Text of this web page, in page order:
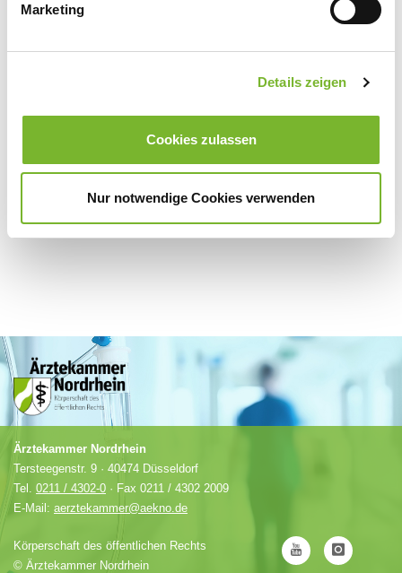
Marketing
Details zeigen
Cookies zulassen
Nur notwendige Cookies verwenden
Für weitere Informationen wenden Sie sich bitte direkt an den jeweiligen
Ärztekammer Nordrhein
Tersteegenstr. 9 · 40474 Düsseldorf
Tel. 0211 / 4302-0 · Fax 0211 / 4302 2009
E-Mail: aerztekammer@aekno.de
Körperschaft des öffentlichen Rechts
© Ärztekammer Nordrhein